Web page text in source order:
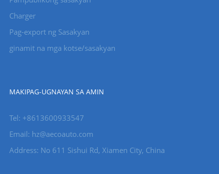
Charger
Pag-export ng Sasakyan
ginamit na mga kotse/sasakyan
MAKIPAG-UGNAYAN SA AMIN
Tel: +8613600933547
Email: hz@aecoauto.com
Address: No 611 Sishui Rd, Xiamen City, China